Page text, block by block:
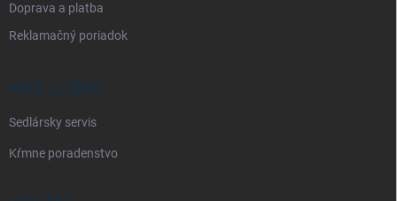
Doprava a platba
Reklamačný poriadok
NAŠE SLUŽBY
Sedlársky servis
Kŕmne poradenstvo